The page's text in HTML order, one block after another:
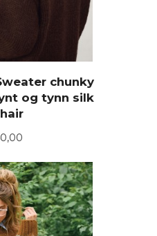
chunky
og tynn silk